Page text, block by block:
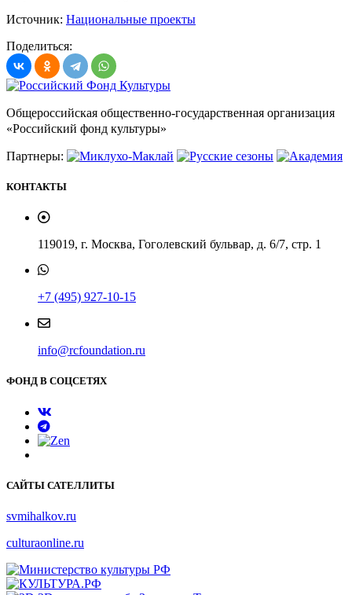
Источник: Национальные проекты
Поделиться:
Общероссийская общественно-государственная организация
«Российский фонд культуры»
Партнеры:
КОНТАКТЫ
119019, г. Москва, Гоголевский бульвар, д. 6/7, стр. 1
+7 (495) 927-10-15
info@rcfoundation.ru
ФОНД В СОЦСЕТЯХ
САЙТЫ САТЕЛЛИТЫ
svmihalkov.ru
culturaonline.ru